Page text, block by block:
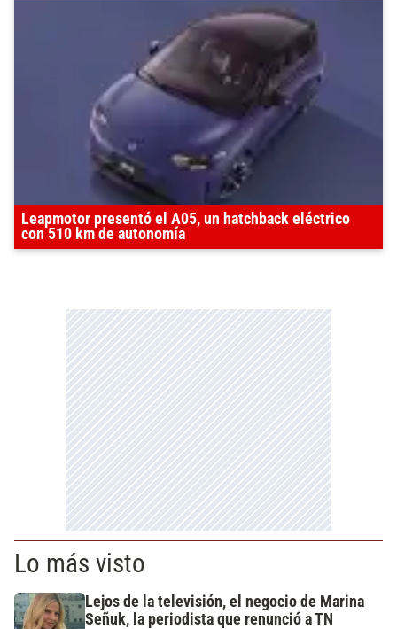
Leapmotor presentó el A05, un hatchback eléctrico
con 510 km de autonomía
Lo más visto
Lejos de la televisión, el negocio de Marina
Señuk, la periodista que renunció a TN